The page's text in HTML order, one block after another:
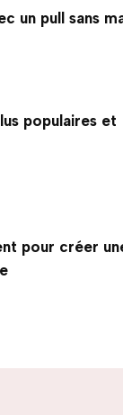
un pull sans
populaires et
pour créer